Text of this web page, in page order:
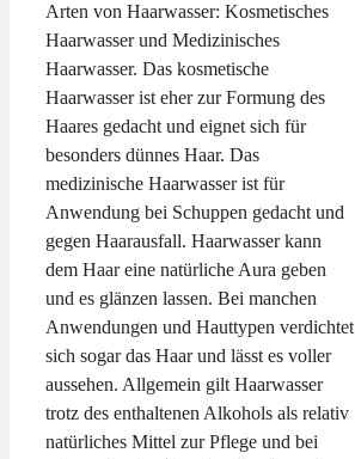
Arten von Haarwasser: Kosmetisches
Haarwasser und Medizinisches
Haarwasser. Das kosmetische
Haarwasser ist eher zur Formung des
Haares gedacht und eignet sich für
besonders dünnes Haar. Das
medizinische Haarwasser ist für
Anwendung bei Schuppen gedacht und
gegen Haarausfall. Haarwasser kann
dem Haar eine natürliche Aura geben
und es glänzen lassen. Bei manchen
Anwendungen und Hauttypen verdichtet
sich sogar das Haar und lässt es voller
aussehen. Allgemein gilt Haarwasser
trotz des enthaltenen Alkohols als relativ
natürliches Mittel zur Pflege und bei